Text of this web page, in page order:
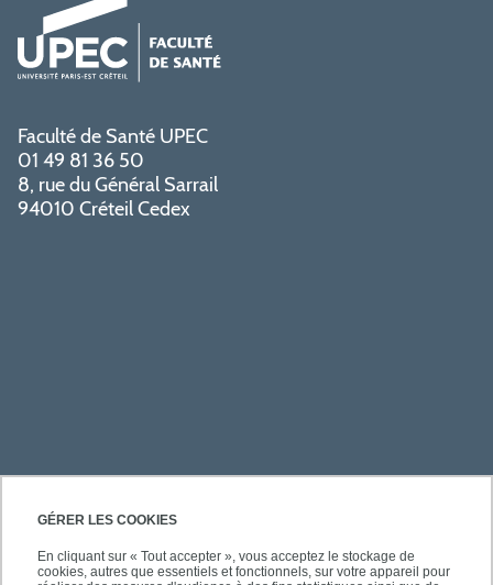
GÉRER LES COOKIES
En cliquant sur « Tout accepter », vous acceptez le stockage de
cookies, autres que essentiels et fonctionnels, sur votre appareil pour
Faculté de Santé UPEC
01 49 81 36 50
8, rue du Général Sarrail
94010 Créteil Cedex
PRATIQUE